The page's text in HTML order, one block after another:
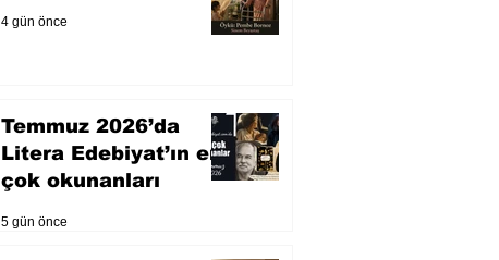
4 gün önce
Temmuz 2026’da
Litera Edebiyat’ın en
çok okunanları
5 gün önce